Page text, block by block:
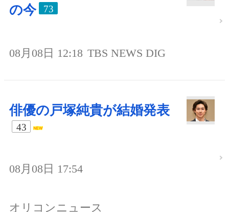
の今
73
08月08日 12:18 TBS NEWS DIG
俳優の戸塚純貴が結婚発表
43
08月08日 17:54
オリコンニュース